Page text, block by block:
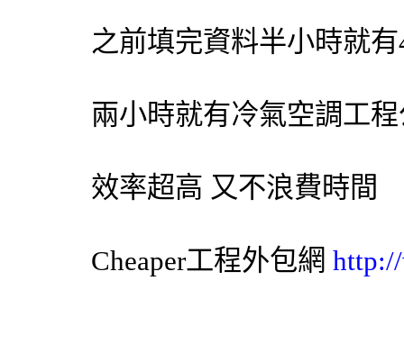
之前填完資料半小時就
兩小時就有冷氣空調工
效率超高 又不浪費時間
Cheaper工程外包網